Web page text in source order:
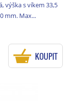
výška s víkem 33,5
mm. Max...
KOUPIT